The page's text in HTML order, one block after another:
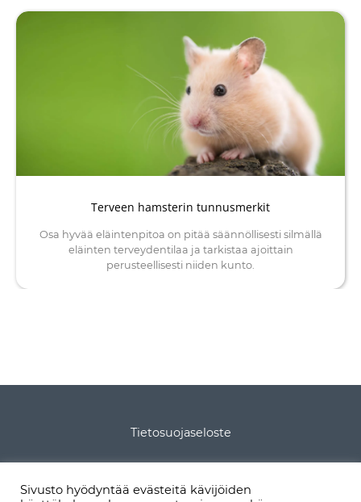
Terveen hamsterin tunnusmerkit
Osa hyvää eläintenpitoa on pitää säännöllisesti silmällä
eläinten terveydentilaa ja tarkistaa ajoittain
perusteellisesti niiden kunto.
Tietosuojaseloste
Sivusto hyödyntää evästeitä kävijöiden